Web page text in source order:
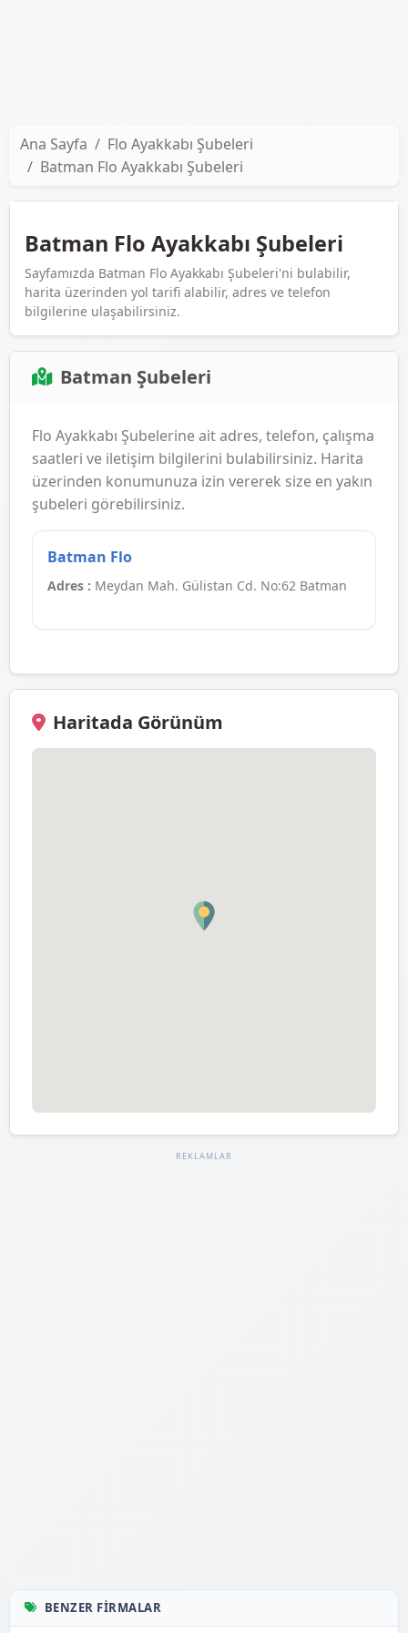
Ana Sayfa
Flo Ayakkabı Şubeleri
Batman Flo Ayakkabı Şubeleri
Batman Flo Ayakkabı Şubeleri
Sayfamızda Batman Flo Ayakkabı Şubeleri'ni bulabilir,
harita üzerinden yol tarifi alabilir, adres ve telefon
bilgilerine ulaşabilirsiniz.
Batman Şubeleri
Flo Ayakkabı Şubelerine ait adres, telefon, çalışma
saatleri ve iletişim bilgilerini bulabilirsiniz. Harita
üzerinden konumunuza izin vererek size en yakın
şubeleri görebilirsiniz.
Batman Flo
Adres : Meydan Mah. Gülistan Cd. No:62 Batman
Haritada Görünüm
REKLAMLAR
BENZER FIRMALAR